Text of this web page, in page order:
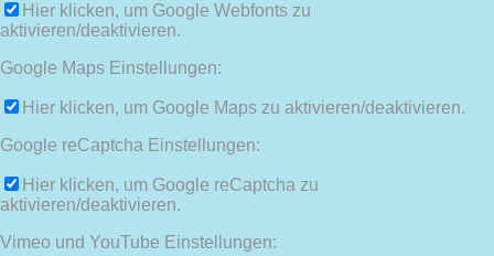
Hier klicken, um Google Webfonts zu
aktivieren/deaktivieren.
Google Maps Einstellungen:
Hier klicken, um Google Maps zu aktivieren/deaktivieren.
Google reCaptcha Einstellungen:
Hier klicken, um Google reCaptcha zu
aktivieren/deaktivieren.
Vimeo und YouTube Einstellungen: